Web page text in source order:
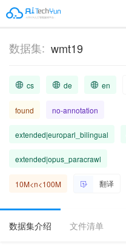
数据集: wmt19
cs de en
found no-annotation
extended|europarl_bilingual
extended|opus_paracrawl
10M<n<100M 翻译
数据集介绍 文件清单